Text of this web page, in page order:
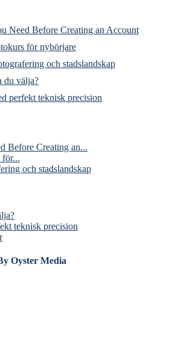
Need Before Creating an Account
för nybörjare
och stadslandskap
du välja?
perfekt teknisk precision
Before Creating an...
och stadslandskap
teknisk precision
Oyster Media